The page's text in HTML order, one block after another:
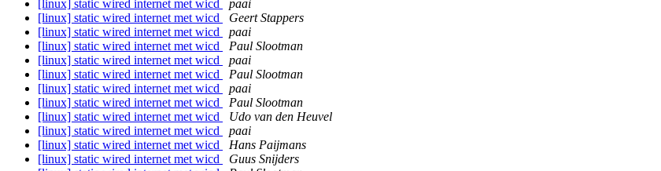
[linux] static wired internet met wicd
paai
[linux] static wired internet met wicd
Geert Stappers
[linux] static wired internet met wicd
paai
[linux] static wired internet met wicd
Paul Slootman
[linux] static wired internet met wicd
paai
[linux] static wired internet met wicd
Paul Slootman
[linux] static wired internet met wicd
paai
[linux] static wired internet met wicd
Paul Slootman
[linux] static wired internet met wicd
Udo van den Heuvel
[linux] static wired internet met wicd
paai
[linux] static wired internet met wicd
Hans Paijmans
[linux] static wired internet met wicd
Guus Snijders